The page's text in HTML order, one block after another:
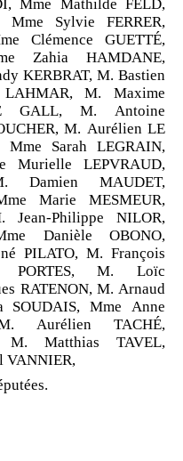
Mme Mathilde FELD,
Mme Sylvie FERRER,
Clémence GUETTÉ,
Zahia HAMDANE,
KERBRAT, M. Bastien
M. Maxime
GALL, M. Antoine
M. Aurélien LE
Mme Sarah LEGRAIN,
Murielle LEPVRAUD,
Damien MAUDET,
Marie MESMEUR,
Philippe NILOR,
Danièle OBONO,
PILATO, M. François
PORTES, M. Loïc
RATENON, M. Arnaud
SOUDAIS, Mme Anne
M. Aurélien TACHÉ,
M. Matthias TAVEL,
VANNIER,